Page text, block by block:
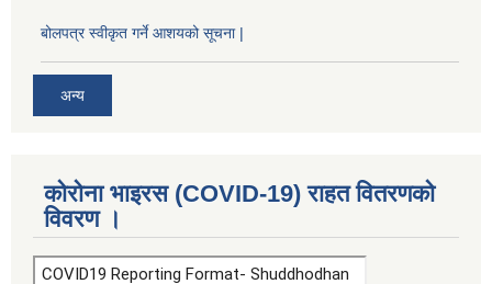
बोलपत्र स्वीकृत गर्ने आशयको सूचना |
अन्य
कोरोना भाइरस (COVID-19) राहत वितरणको
विवरण ।